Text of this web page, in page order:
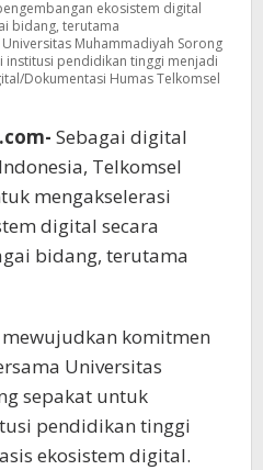
ekosistem digital
bidang, terutama
Muhammadiyah Sorong
pendidikan tinggi menjadi
Dokumentasi Humas Telkomsel
Sebagai digital
Telkomsel
mengakselerasi
digital secara
bidang, terutama
komitmen
Universitas
sepakat untuk
pendidikan tinggi
ekosistem digital.